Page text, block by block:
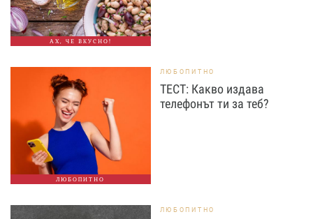
АХ, ЧЕ ВКУСНО!
ЛЮБОПИТНО
ЛЮБОПИТНО
ТЕСТ: Какво издава
телефонът ти за теб?
ЛЮБОПИТНО